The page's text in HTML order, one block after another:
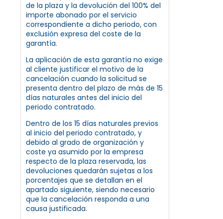
de la plaza y la devolución del 100% del
importe abonado por el servicio
correspondiente a dicho periodo, con
exclusión expresa del coste de la
garantía.
La aplicación de esta garantía no exige
al cliente justificar el motivo de la
cancelación cuando la solicitud se
presenta dentro del plazo de más de 15
días naturales antes del inicio del
periodo contratado.
Dentro de los 15 días naturales previos
al inicio del periodo contratado, y
debido al grado de organización y
coste ya asumido por la empresa
respecto de la plaza reservada, las
devoluciones quedarán sujetas a los
porcentajes que se detallan en el
apartado siguiente, siendo necesario
que la cancelación responda a una
causa justificada.